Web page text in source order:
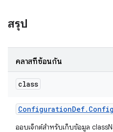
สรุป
คลาสที่ซ้อนกัน
class
ConfigurationDef. Config
ออบเจ็กต์สำหรับเก็บข้อมูล